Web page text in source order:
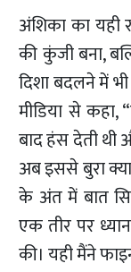
अंशिका का यही
की कुंजी बना,
दिशा बदलने में
मीडिया से
बाद हंस देती थी
अब इससे बुरा
के अंत में बात
एक तीर पर
की। यही मैंने